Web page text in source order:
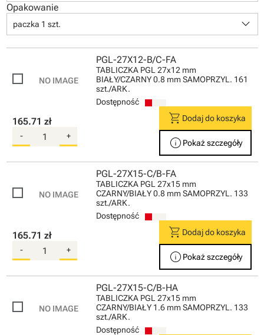
Opakowanie
paczka 1 szt. keyboard_arrow_down
PGL-27X12-B/C-FA
TABLICZKA PGL 27x12 mm
BIAŁY/CZARNY 0.8 mm SAMOPRZYL. 161
szt./ARK.
Dostępność
165.71 zł
- +
shopping_cart Dodaj do koszyka
info Pokaż szczegóły
PGL-27X15-C/B-FA
TABLICZKA PGL 27x15 mm
CZARNY/BIAŁY 0.8 mm SAMOPRZYL. 133
szt./ARK.
Dostępność
165.71 zł
- +
shopping_cart Dodaj do koszyka
info Pokaż szczegóły
PGL-27X15-C/B-HA
TABLICZKA PGL 27x15 mm
CZARNY/BIAŁY 1.6 mm SAMOPRZYL. 133
szt./ARK.
Dostępność